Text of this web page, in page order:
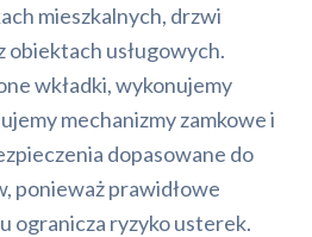
mieszkalnych, drzwi
obiektach usługowych.
wkładki, wykonujemy
mechanizmy zamkowe i
dopasowane do
ponieważ prawidłowe
ogranicza ryzyko usterek.